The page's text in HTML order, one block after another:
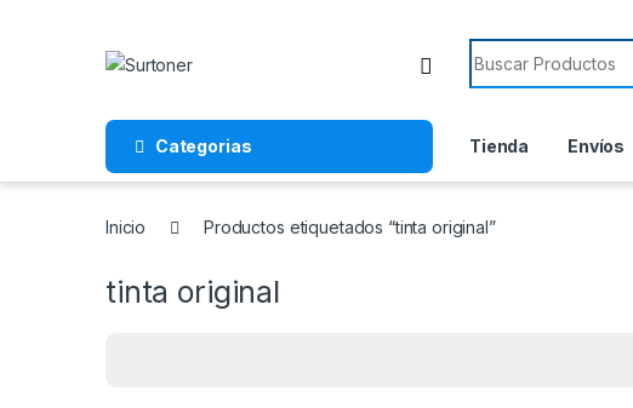
Search for:
Categorias Tienda Envíos
Inicio Productos etiquetados “tinta original”
tinta original